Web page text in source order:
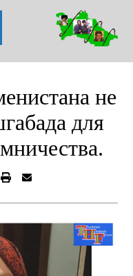
не
для